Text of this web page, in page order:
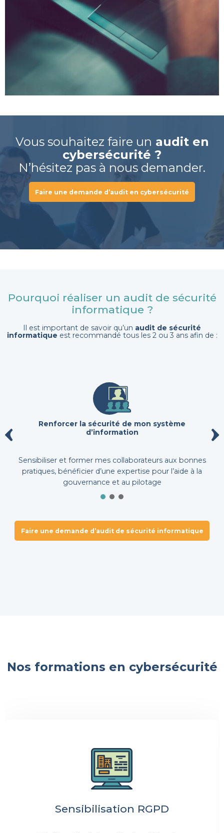
Vous souhaitez faire un audit en
cybersécurité ?
N’hésitez pas à nous demander.
Faire une demande d’audit en cybersécurité
Pourquoi réaliser un audit de sécurité
informatique ?
Il est important de savoir qu’un audit de sécurité
informatique est recommandé tous les 2 ou 3 ans afin de :
Renforcer la sécurité de mon système
d’information
Sensibiliser et former mes collaborateurs aux bonnes
pratiques, bénéficier d’une expertise pour l’aide à la
gouvernance et au pilotage
Faire une demande d’audit de sécurité informatique
Nos formations en cybersécurité
Sensibilisation RGPD